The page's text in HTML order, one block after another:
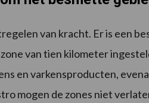
van kracht. Er is een
van tien kilometer
en varkensproducten,
mogen de zones niet